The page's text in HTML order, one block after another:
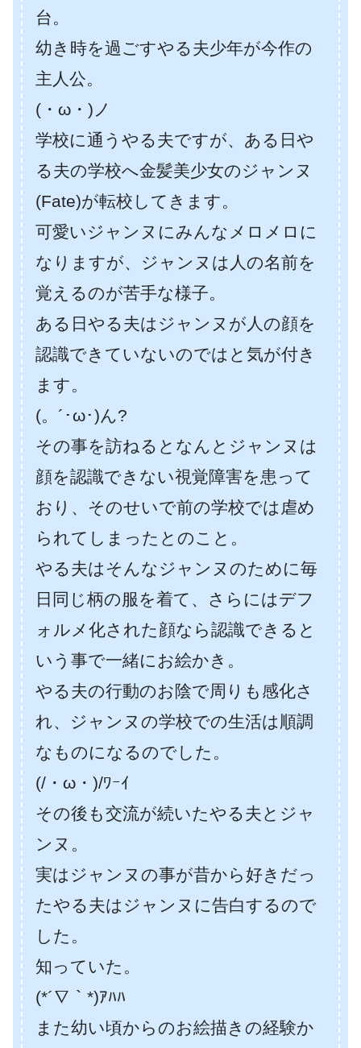
台。
幼き時を過ごすやる夫少年が今作の
主人公。
(・ω・)ノ
学校に通うやる夫ですが、ある日や
る夫の学校へ金髪美少女のジャンヌ
(Fate)が転校してきます。
可愛いジャンヌにみんなメロメロに
なりますが、ジャンヌは人の名前を
覚えるのが苦手な様子。
ある日やる夫はジャンヌが人の顔を
認識できていないのではと気が付き
ます。
(。´･ω･)ん?
その事を訪ねるとなんとジャンヌは
顔を認識できない視覚障害を患って
おり、そのせいで前の学校では虐め
られてしまったとのこと。
やる夫はそんなジャンヌのために毎
日同じ柄の服を着て、さらにはデフ
ォルメ化された顔なら認識できると
いう事で一緒にお絵かき。
やる夫の行動のお陰で周りも感化さ
れ、ジャンヌの学校での生活は順調
なものになるのでした。
(/・ω・)/ﾜｰｲ
その後も交流が続いたやる夫とジャ
ンヌ。
実はジャンヌの事が昔から好きだっ
たやる夫はジャンヌに告白するので
した。
知っていた。
(*´∇｀*)ｱﾊﾊ
また幼い頃からのお絵描きの経験か